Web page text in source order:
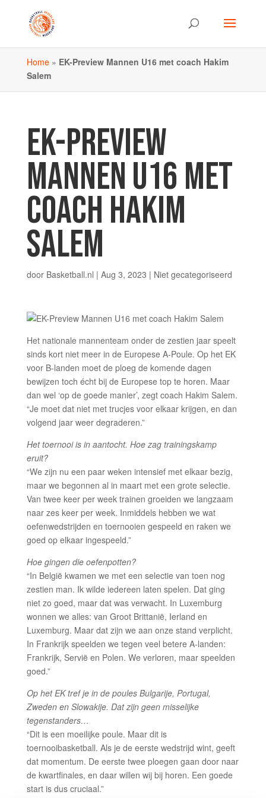
Home» EK-Preview Mannen U16 met coach Hakim
Salem
EK-PREVIEW
MANNEN U16 MET
COACH HAKIM
SALEM
door Basketball.nl | Aug 3, 2023 | Niet gecategoriseerd
Het nationale mannenteam onder de zestien jaar speelt
sinds kort niet meer in de Europese A-Poule. Op het EK
voor B-landen moet de ploeg de komende dagen
bewijzen toch écht bij de Europese top te horen. Maar
dan wel ‘op de goede manier’, zegt coach Hakim Salem.
“Je moet dat niet met trucjes voor elkaar krijgen, en dan
volgend jaar weer degraderen.”
Het toernooi is in aantocht. Hoe zag trainingskamp
eruit?
“We zijn nu een paar weken intensief met elkaar bezig,
maar we begonnen al in maart met een grote selectie.
Van twee keer per week trainen groeiden we langzaam
naar zes keer per week. Inmiddels hebben we wat
oefenwedstrijden en toernooien gespeeld en raken we
goed op elkaar ingespeeld.”
Hoe gingen die oefenpotten?
“In België kwamen we met een selectie van toen nog
zestien man. Ik wilde iedereen laten spelen. Dat ging
niet zo goed, maar dat was verwacht. In Luxemburg
wonnen we alles: van Groot Brittanië, Ierland en
Luxemburg. Maar dat zijn we aan onze stand verplicht.
In Frankrijk speelden we tegen veel betere A-landen:
Frankrijk, Servië en Polen. We verloren, maar speelden
goed.”
Op het EK tref je in de poules Bulgarije, Portugal,
Zweden en Slowakije. Dat zijn geen misselijke
tegenstanders…
“Dit is een moeilijke poule. Maar dit is
toernooibasketball. Als je de eerste wedstrijd wint, geeft
dat momentum. De eerste twee ploegen gaan door naar
de kwartfinales, en daar willen wij bij horen. Een goede
start is dus cruciaal.”